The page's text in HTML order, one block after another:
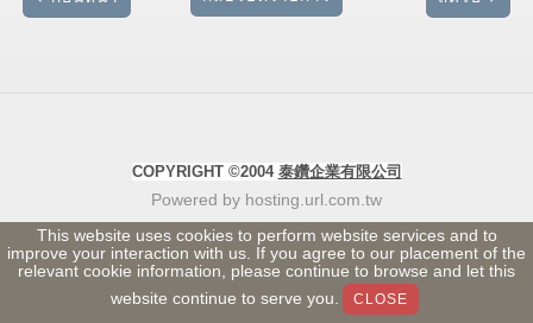
COPYRIGHT ©2004 泰鑽企業有限公司
Powered by hosting.url.com.tw
This website uses cookies to perform website services and to
improve your interaction with us. If you agree to our placement of the
relevant cookie information, please continue to browse and let this
website continue to serve you.